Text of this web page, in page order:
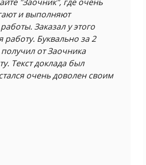
и выполняют
Заказал у этого
работу. Буквально за 2
от Заочника
Текст доклада был
очень доволен своим